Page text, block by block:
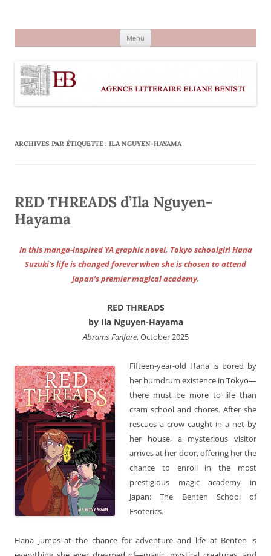
Menu
ARCHIVES PAR ÉTIQUETTE : ILA NGUYEN-HAYAMA
RED THREADS d’Ila Nguyen-
Hayama
In this manga-inspired YA graphic novel, Tokyo schoolgirl Hana
Suzuki’s life is changed forever when she is chosen to attend
Japan’s premier magical academy.
RED THREADS
by Ila Nguyen-Hayama
Abrams Fanfare, October 2025
Fifteen-year-old Hana is bored by
her humdrum existence in Tokyo—
there must be more to life than
cram school and chores. After she
rescues a crow caught in a net by
her house, a mysterious visitor
arrives at her door, offering her the
chance to enroll in the most
prestigious magic academy in
Japan: The Benten School of
Esoterics.
Hana jumps at the chance for adventure and life at Benten is